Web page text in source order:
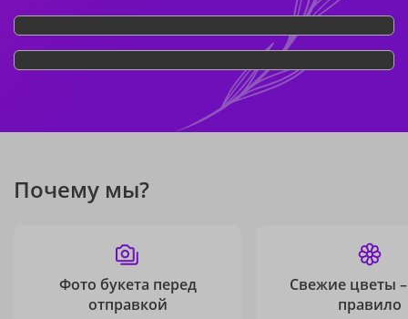
Почему мы?
Фото букета перед
отправкой
Свежие цветы
правило